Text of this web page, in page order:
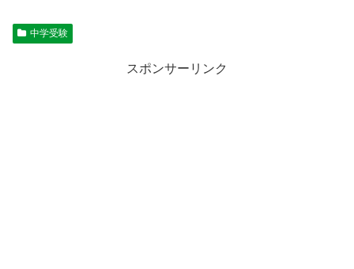
中学受験
スポンサーリンク